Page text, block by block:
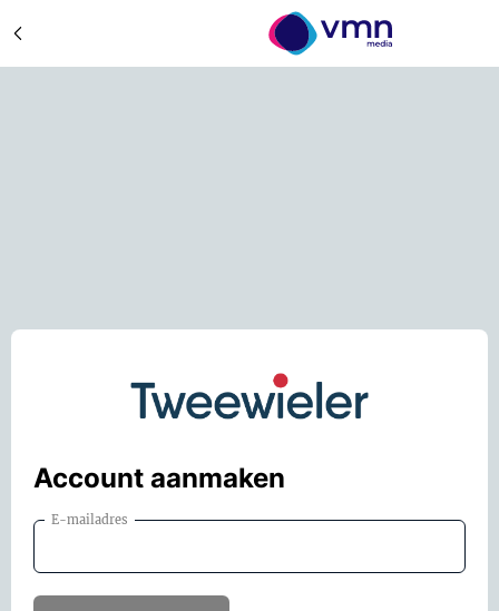
Account aanmaken
E-mailadres